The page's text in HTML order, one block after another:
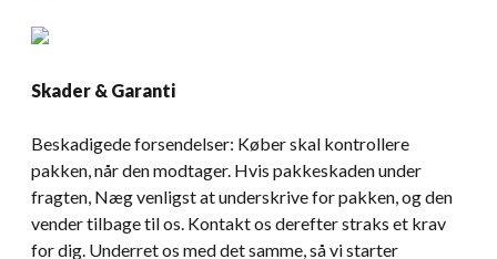
Skader & Garanti
Beskadigede forsendelser: Køber skal kontrollere
pakken, når den modtager. Hvis pakkeskaden under
fragten, Næg venligst at underskrive for pakken, og den
vender tilbage til os. Kontakt os derefter straks et krav
for dig. Underret os med det samme, så vi starter